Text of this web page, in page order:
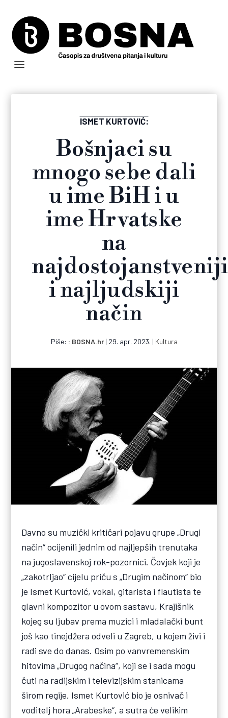
ISMET KURTOVIĆ:
Bošnjaci su
mnogo sebe dali
u ime BiH i u
ime Hrvatske
na
najdostojanstveniji
i najljudskiji
način
Piše: BOSNA.hr| 29. apr. 2023. | Kultura
Davno su muzički kritičari pojavu grupe „Drugi
način“ ocijenili jednim od najljepših trenutaka
na jugoslavenskoj rok-pozornici. Čovjek koji je
„zakotrljao“ cijelu priču s „Drugim načinom“ bio
je Ismet Kurtović, vokal, gitarista i flautista te
glavni kompozitor u ovom sastavu, Krajišnik
kojeg su ljubav prema muzici i mladalački bunt
još kao tinejdžera odveli u Zagreb, u kojem živi i
radi sve do danas. Osim po vanvremenskim
hitovima „Drugog načina“, koji se i sada mogu
čuti na radijskim i televizijskim stanicama
širom regije, Ismet Kurtović bio je osnivač i
voditelj hora „Arabeske“, a sutra će velikim